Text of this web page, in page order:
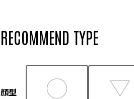
RECOMMEND TYPE
顔型